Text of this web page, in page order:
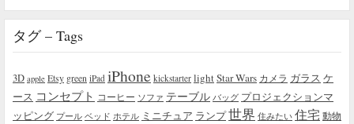
タグ – Tags
3D apple Etsy green iPad iPhone kickstarter lightStar Wars カメラ ガラス ケ
ース コンセプト コーヒー ソファ テーブル バッグ プロジェクションマ
ッピング プール ベッド ホテル ミニチュア ランプ世界 住みたい 住宅 動物